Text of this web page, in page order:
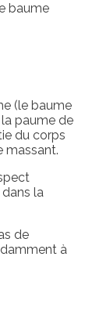
baume
(le baume
paume de
du corps
massant.
la
de
à